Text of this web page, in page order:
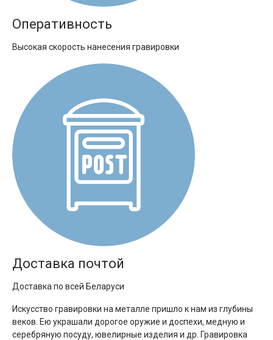
Оперативность
Высокая скорость нанесения гравировки
Доставка почтой
Доставка по всей Беларуси
Искусство гравировки на металле пришло к нам из глубины
веков. Ею украшали дорогое оружие и доспехи, медную и
серебряную посуду, ювелирные изделия и др. Гравировка